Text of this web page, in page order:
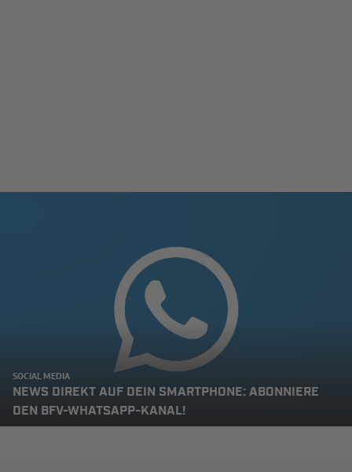
SOCIAL MEDIA
NEWS DIREKT AUF DEIN SMARTPHONE: ABONNIERE
DEN BFV-WHATSAPP-KANAL!